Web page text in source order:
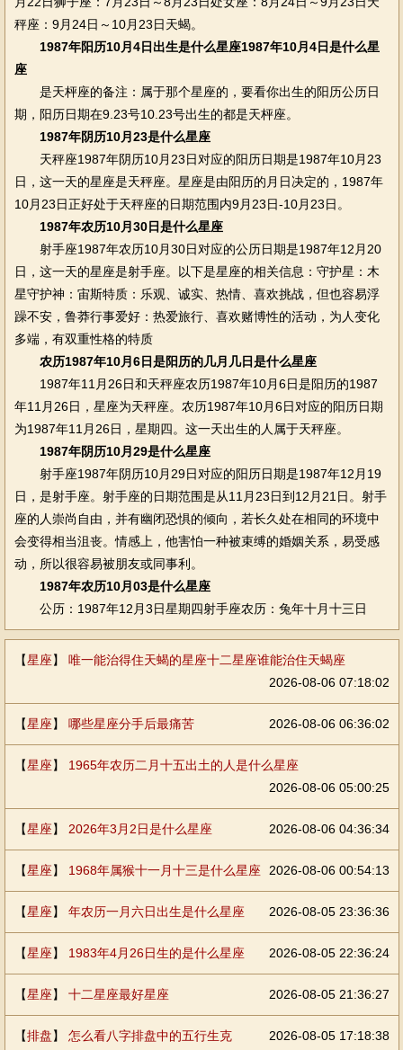
秤座：9月24日～10月23日天蝎。
1987年阳历10月4日出生是什么星座1987年10月4日是什么星
座
是天枰座的备注：属于那个星座的，要看你出生的阳历公历日
期，阳历日期在9.23号10.23号出生的都是天枰座。
1987年阴历10月23是什么星座
天秤座1987年阴历10月23日对应的阳历日期是1987年10月23
日，这一天的星座是天秤座。星座是由阳历的月日决定的，1987年
10月23日正好处于天秤座的日期范围内9月23日-10月23日。
1987年农历10月30日是什么星座
射手座1987年农历10月30日对应的公历日期是1987年12月20
日，这一天的星座是射手座。以下是星座的相关信息：守护星：木
星守护神：宙斯特质：乐观、诚实、热情、喜欢挑战，但也容易浮
躁不安，鲁莽行事爱好：热爱旅行、喜欢赌博性的活动，为人变化
多端，有双重性格的特质
农历1987年10月6日是阳历的几月几日是什么星座
1987年11月26日和天秤座农历1987年10月6日是阳历的1987
年11月26日，星座为天秤座。农历1987年10月6日对应的阳历日期
为1987年11月26日，星期四。这一天出生的人属于天秤座。
1987年阴历10月29是什么星座
射手座1987年阴历10月29日对应的阳历日期是1987年12月19
日，是射手座。射手座的日期范围是从11月23日到12月21日。射手
座的人崇尚自由，并有幽闭恐惧的倾向，若长久处在相同的环境中
会变得相当沮丧。情感上，他害怕一种被束缚的婚姻关系，易受感
动，所以很容易被朋友或同事利。
1987年农历10月03是什么星座
公历：1987年12月3日星期四射手座农历：兔年十月十三日
【星座】 唯一能治得住天蝎的星座十二星座谁能治住天蝎座
2026-08-06 07:18:02
【星座】 哪些星座分手后最痛苦 2026-08-06 06:36:02
【星座】 1965年农历二月十五出土的人是什么星座
2026-08-06 05:00:25
【星座】 2026年3月2日是什么星座 2026-08-06 04:36:34
【星座】 1968年属猴十一月十三是什么星座 2026-08-06 00:54:13
【星座】 年农历一月六日出生是什么星座 2026-08-05 23:36:36
【星座】 1983年4月26日生的是什么星座 2026-08-05 22:36:24
【星座】 十二星座最好星座 2026-08-05 21:36:27
【排盘】 怎么看八字排盘中的五行生克 2026-08-05 17:18:38